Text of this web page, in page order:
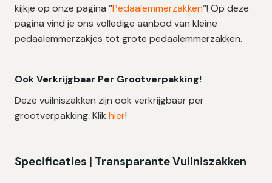
kijkje op onze pagina “Pedaalemmerzakken“! Op deze
pagina vind je ons volledige aanbod van kleine
pedaalemmerzakjes tot grote pedaalemmerzakken.
Ook Verkrijgbaar Per Grootverpakking!
Deze vuilniszakken zijn ook verkrijgbaar per
grootverpakking. Klik hier!
Specificaties | Transparante Vuilniszakken